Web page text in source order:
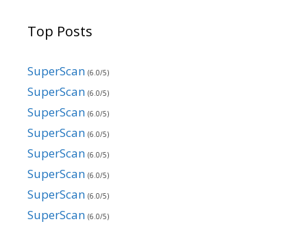
Top Posts
SuperScan (6.0/5)
SuperScan (6.0/5)
SuperScan (6.0/5)
SuperScan (6.0/5)
SuperScan (6.0/5)
SuperScan (6.0/5)
SuperScan (6.0/5)
SuperScan (6.0/5)